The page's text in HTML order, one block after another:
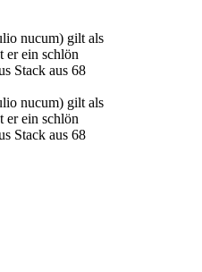
nucum) gilt als
er ein schlön
Stack aus 68
nucum) gilt als
er ein schlön
Stack aus 68